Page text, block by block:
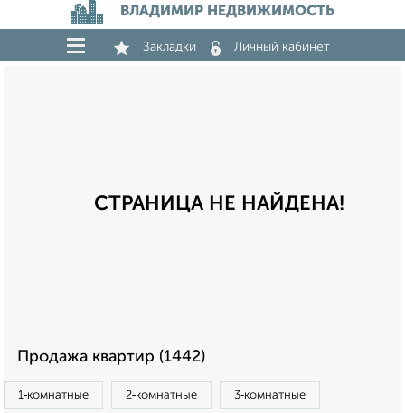
ВЛАДИМИР НЕДВИЖИМОСТЬ
Закладки Личный кабинет
СТРАНИЦА НЕ НАЙДЕНА!
Продажа квартир (1442)
1‑комнатные 2‑комнатные 3‑комнатные